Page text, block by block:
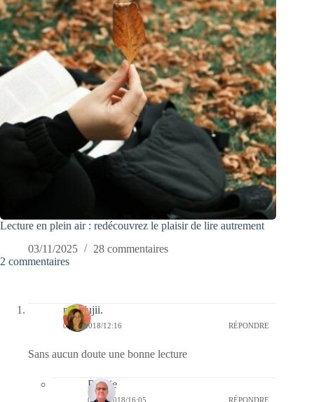
Lecture en plein air : redécouvrez le plaisir de lire autrement
03/11/2025
28 commentaires
2 commentaires
missfujii.
03/11/2018/12:16 RÉPONDRE
Sans aucun doute une bonne lecture
Bernie
03/11/2018/16:05 RÉPONDRE